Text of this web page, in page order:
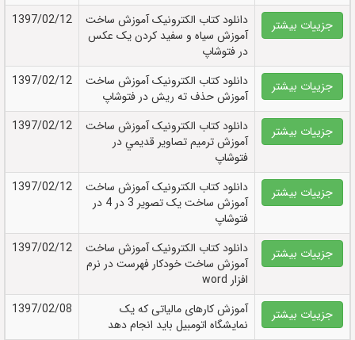
جزییات بیشتر
دانلود کتاب الکترونيک آموزش ساخت
آموزش سياه و سفيد کردن يک عکس
در فتوشاپ
1397/02/12
جزییات بیشتر
دانلود کتاب الکترونيک آموزش ساخت
آموزش حذف ته ريش در فتوشاپ
1397/02/12
جزییات بیشتر
دانلود کتاب الکترونيک آموزش ساخت
آموزش ترميم تصاوير قديمي در
فتوشاپ
1397/02/12
جزییات بیشتر
دانلود کتاب الکترونيک آموزش ساخت
آموزش ساخت يک تصوير 3 در 4 در
فتوشاپ
1397/02/12
جزییات بیشتر
دانلود کتاب الکترونيک آموزش ساخت
آموزش ساخت خودکار فهرست در نرم
افزار word
1397/02/12
جزییات بیشتر
آموزش کارهای مالیاتی که یک
نمایشگاه اتومبیل باید انجام دهد
1397/02/08